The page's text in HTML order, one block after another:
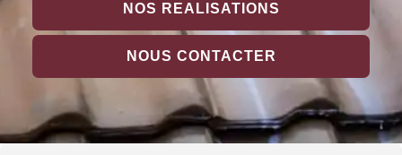
NOS REALISATIONS
NOUS CONTACTER